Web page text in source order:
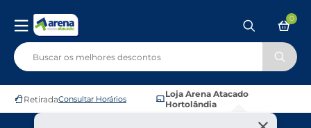
RetiradaConsultar Horários
Loja Arena Atacado
Hortolândia
0